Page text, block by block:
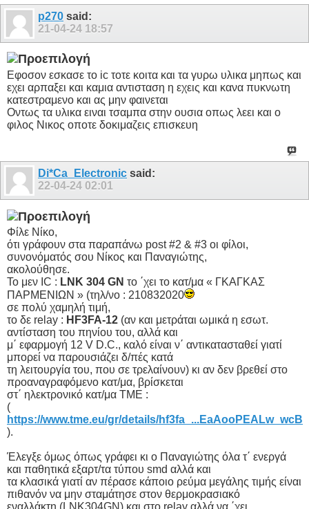
p270 said:
21-04-24 18:57
Εφοσον εσκασε το ic τοτε κοιτα και τα γυρω υλικα μηπως και
εχει αρπαξει και καμια αντισταση η εχεις και κανα πυκνωτη
κατεστραμενο και ας μην φαινεται
Οντως τα υλικα ειναι τσαμπα στην ουσια οπως λεει και ο
φιλος Νικος οποτε δοκιμαζεις επισκευη
Di*Ca_Electronic said:
22-04-24 02:01
Φίλε Νίκο,
ότι γράφουν στα παραπάνω post #2 & #3 οι φίλοι,
συνονόματός σου Νίκος και Παναγιώτης,
ακολούθησε.
Το μεν IC : LNK 304 GN το ΄χει το κατ/μα « ΓΚΑΓΚΑΣ
ΠΑΡΜΕΝΙΩΝ » (τηλ/νο : 210832020
σε πολύ χαμηλή τιμή,
το δε relay : HF3FA-12 (αν και μετράται ωμικά η εσωτ.
αντίσταση του πηνίου του, αλλά και
μ΄ εφαρμογή 12 V D.C., καλό είναι ν΄ αντικατασταθεί γιατί
μπορεί να παρουσιάζει δ/πές κατά
τη λειτουργία του, που σε τρελαίνουν) κι αν δεν βρεθεί στο
προαναγραφόμενο κατ/μα, βρίσκεται
στ΄ ηλεκτρονικό κατ/μα TME :
(
https://www.tme.eu/gr/details/hf3fa_...EaAooPEALw_wcB
).
Έλεγξε όμως όπως γράφει κι ο Παναγιώτης όλα τ΄ ενεργά
και παθητικά εξαρτ/τα τύπου smd αλλά και
τα κλασικά γιατί αν πέρασε κάποιο ρεύμα μεγάλης τιμής είναι
πιθανόν να μην σταμάτησε στον θερμοκρασιακό
εναλλάκτη (LNK304GN) και στο relay αλλά να ΄χει